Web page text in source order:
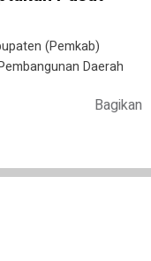
(Pemkab)
Daerah
Bagikan